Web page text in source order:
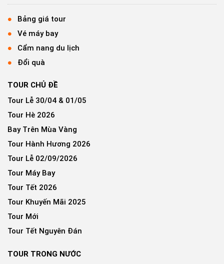
Bảng giá tour
Vé máy bay
Cẩm nang du lịch
Đổi quà
TOUR CHỦ ĐỀ
Tour Lễ 30/04 & 01/05
Tour Hè 2026
Bay Trên Mùa Vàng
Tour Hành Hương 2026
Tour Lễ 02/09/2026
Tour Máy Bay
Tour Tết 2026
Tour Khuyến Mãi 2025
Tour Mới
Tour Tết Nguyên Đán
TOUR TRONG NƯỚC